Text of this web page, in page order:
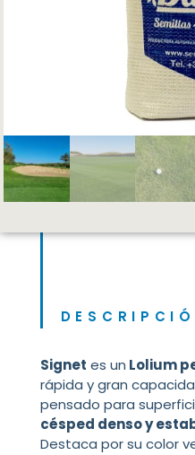
Signet es un Lolium
rápida y gran
pensado para
césped denso y
Destaca por su color